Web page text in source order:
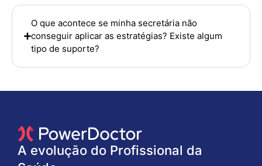
O que acontece se minha secretária não
conseguir aplicar as estratégias? Existe algum
tipo de suporte?
A evolução do Profissional da